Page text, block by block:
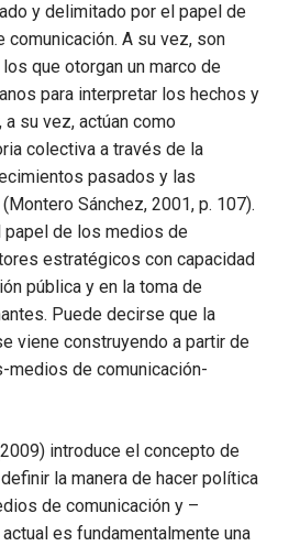
y delimitado por el papel de
A su vez, son
que otorgan un marco de
para interpretar los hechos y
su vez, actúan como
colectiva a través de la
pasados y las
Sánchez, 2001, p. 107).
papel de los medios de
estratégicos con capacidad
pública y en la toma de
Puede decirse que la
viene construyendo a partir de
medios de comunicación-
introduce el concepto de
la manera de hacer política
de comunicación y –
es funda­mentalmente una